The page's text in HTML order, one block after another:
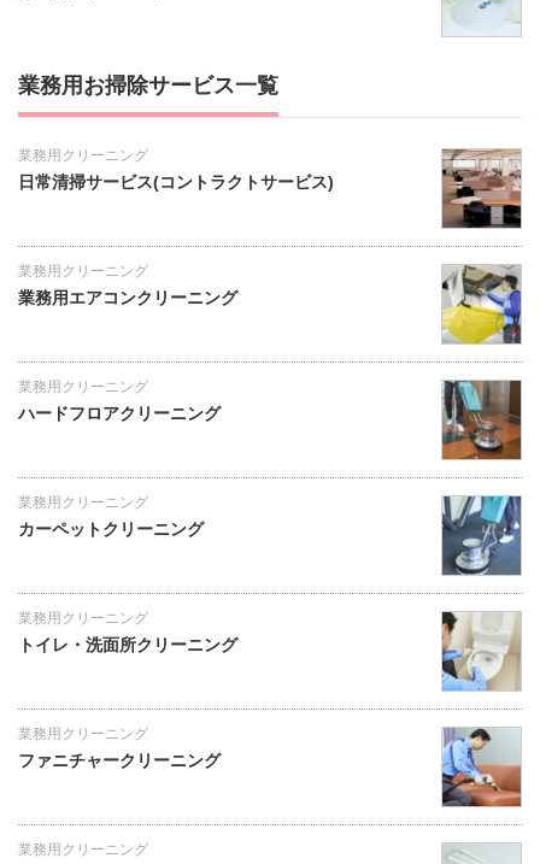
業務用お掃除サービス一覧
業務用クリーニング
日常清掃サービス(コントラクトサービス)
業務用クリーニング
業務用エアコンクリーニング
業務用クリーニング
ハードフロアクリーニング
業務用クリーニング
カーペットクリーニング
業務用クリーニング
トイレ・洗面所クリーニング
業務用クリーニング
ファニチャークリーニング
業務用クリーニング